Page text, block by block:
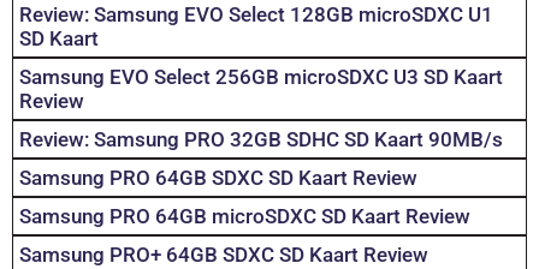
Review: Samsung EVO Select 128GB microSDXC U1
SD Kaart
Samsung EVO Select 256GB microSDXC U3 SD Kaart
Review
Review: Samsung PRO 32GB SDHC SD Kaart 90MB/s
Samsung PRO 64GB SDXC SD Kaart Review
Samsung PRO 64GB microSDXC SD Kaart Review
Samsung PRO+ 64GB SDXC SD Kaart Review